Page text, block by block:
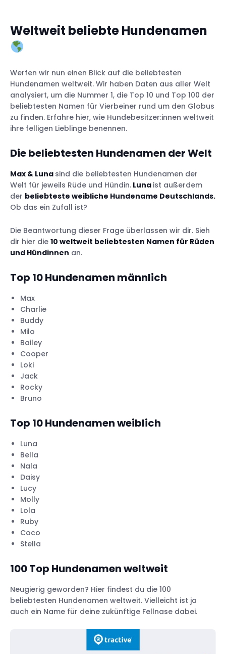
Weltweit beliebte Hundenamen
Werfen wir nun einen Blick auf die beliebtesten
Hundenamen weltweit. Wir haben Daten aus aller Welt
analysiert, um die Nummer 1, die Top 10 und Top 100 der
beliebtesten Namen für Vierbeiner rund um den Globus
zu finden. Erfahre hier, wie Hundebesitzer:innen weltweit
ihre felligen Lieblinge benennen.
Die beliebtesten Hundenamen der Welt
Max & Luna sind die beliebtesten Hundenamen der
Welt für jeweils Rüde und Hündin. Luna ist außerdem
der beliebteste weibliche Hundename Deutschlands.
Ob das ein Zufall ist?
Die Beantwortung dieser Frage überlassen wir dir. Sieh
dir hier die 10 weltweit beliebtesten Namen für Rüden
und Hündinnen an.
Top 10 Hundenamen männlich
Max
Charlie
Buddy
Milo
Bailey
Cooper
Loki
Jack
Rocky
Bruno
Top 10 Hundenamen weiblich
Luna
Bella
Nala
Daisy
Lucy
Molly
Lola
Ruby
Coco
Stella
100 Top Hundenamen weltweit
Neugierig geworden? Hier findest du die 100
beliebtesten Hundenamen weltweit. Vielleicht ist ja
auch ein Name für deine zukünftige Fellnase dabei.